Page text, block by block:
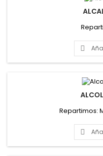

Repartimos:
